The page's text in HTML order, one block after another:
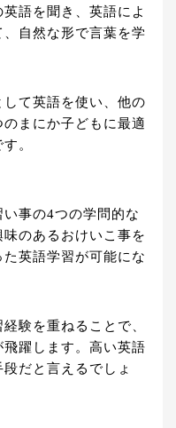
語を聞き、英語によ
自然な形で言葉を学
て英語を使い、他の
まにか子どもに最適
。
事の4つの学問的な
のあるおけいこ事を
英語学習が可能にな
験を重ねることで、
躍します。高い英語
だと言えるでしょ